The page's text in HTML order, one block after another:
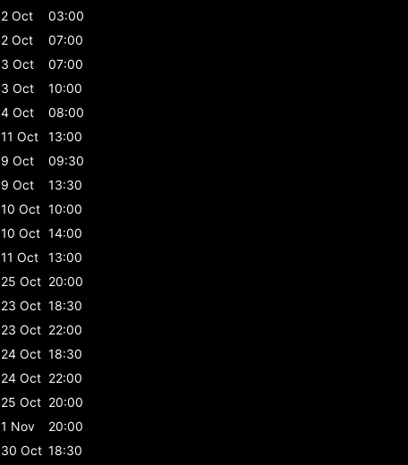
2 Oct
03:00
2 Oct
07:00
3 Oct
07:00
3 Oct
10:00
4 Oct
08:00
11 Oct
13:00
9 Oct
09:30
9 Oct
13:30
10 Oct 10:00
10 Oct 14:00
11 Oct
13:00
25 Oct 20:00
23 Oct 18:30
23 Oct 22:00
24 Oct 18:30
24 Oct 22:00
25 Oct 20:00
1 Nov
20:00
30 Oct 18:30